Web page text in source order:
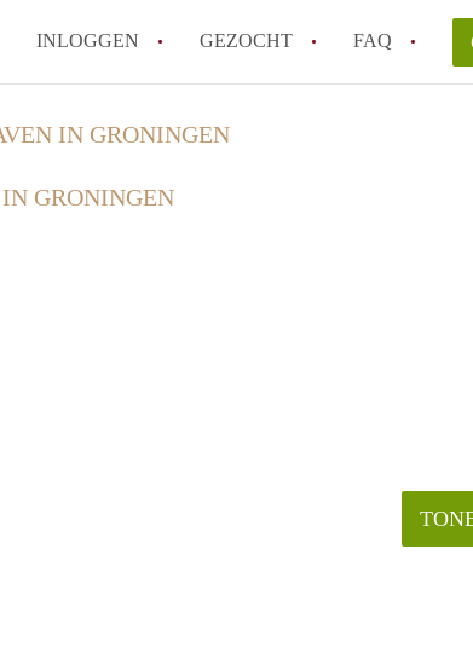
INLOGGEN GEZOCHT FAQ
Hoeveel kost het om te reageren op een
IN GRONINGEN
GRONINGEN